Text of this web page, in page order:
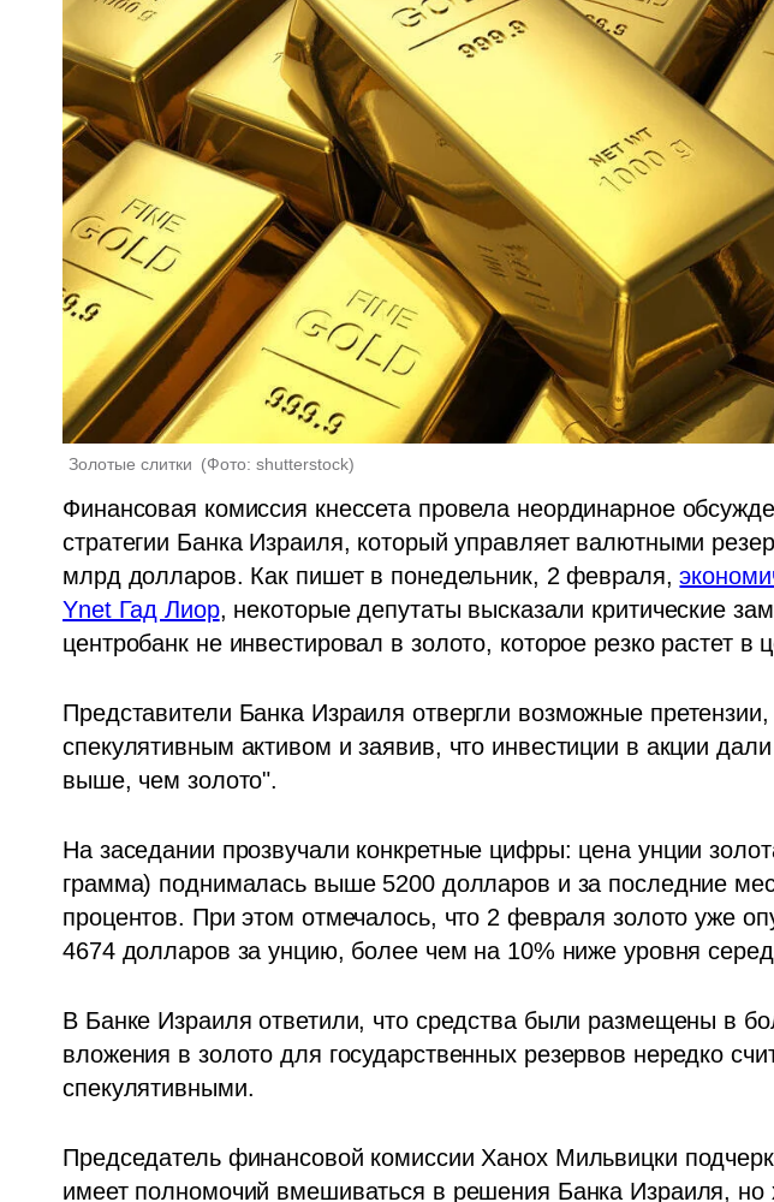
Золотые слитки (Фото: shutterstock)
Финансовая комиссия кнессета провела неординарное
стратегии Банка Израиля, который управляет валютными
млрд долларов. Как пишет в понедельник, 2 февраля,
Ynet Гад Лиор, некоторые депутаты высказали критические
центробанк не инвестировал в золото, которое резко растет
Представители Банка Израиля отвергли возможные претензии,
спекулятивным активом и заявив, что инвестиции в акции
выше, чем золото".
На заседании прозвучали конкретные цифры: цена унции
грамма) поднималась выше 5200 долларов и за последние
процентов. При этом отмечалось, что 2 февраля золото уже
4674 долларов за унцию, более чем на 10% ниже уровня
В Банке Израиля ответили, что средства были размещены в
вложения в золото для государственных резервов нередко
спекулятивными.
Председатель финансовой комиссии Ханох Мильвицки
имеет полномочий вмешиваться в решения Банка Израиля, но